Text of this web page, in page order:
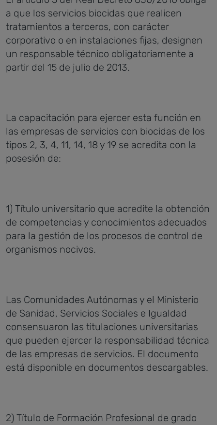
a que los servicios biocidas que realicen
tratamientos a terceros, con carácter
corporativo o en instalaciones fijas, designen
un responsable técnico obligatoriamente a
partir del 15 de julio de 2013.
La capacitación para ejercer esta función en
las empresas de servicios con biocidas de los
tipos 2, 3, 4, 11, 14, 18 y 19 se acredita con la
posesión de:
1) Título universitario que acredite la obtención
de competencias y conocimientos adecuados
para la gestión de los procesos de control de
organismos nocivos.
Las Comunidades Autónomas y el Ministerio
de Sanidad, Servicios Sociales e Igualdad
consensuaron las titulaciones universitarias
que pueden ejercer la responsabilidad técnica
de las empresas de servicios. El documento
está disponible en documentos descargables.
2) Título de Formación Profesional de grado